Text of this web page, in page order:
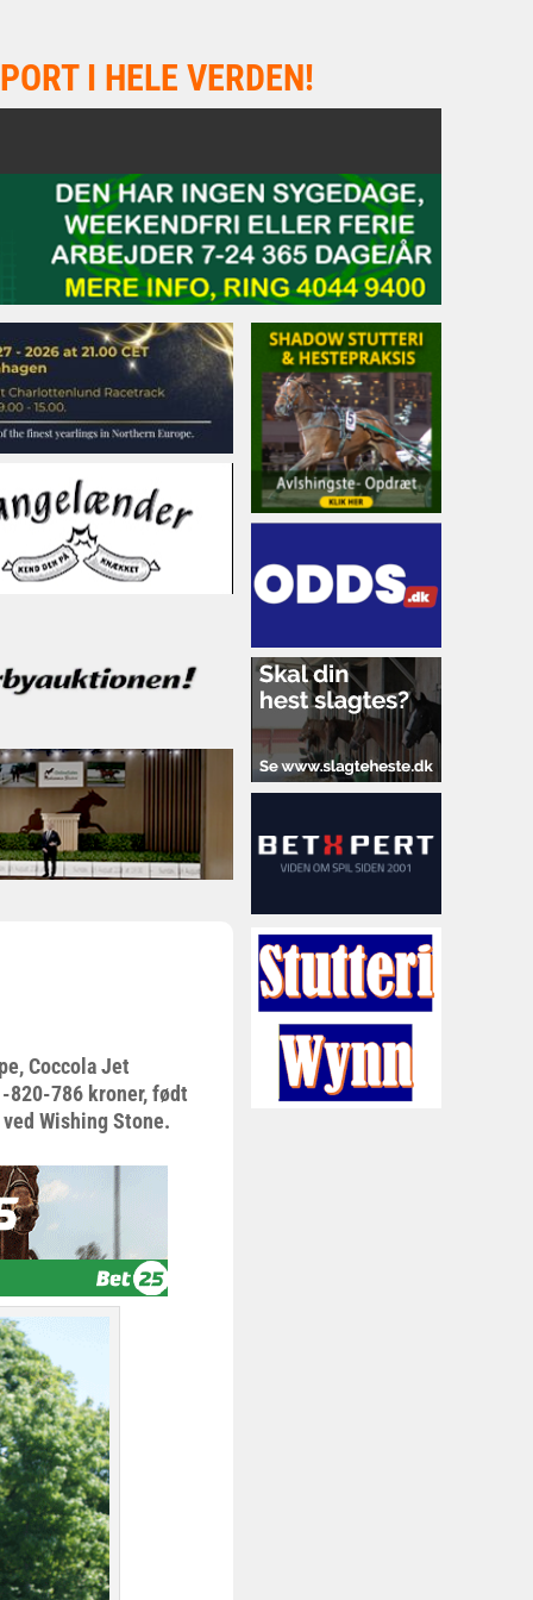
I HELE VERDEN!
Coccola Jet
820-786 kroner, født
Wishing Stone.